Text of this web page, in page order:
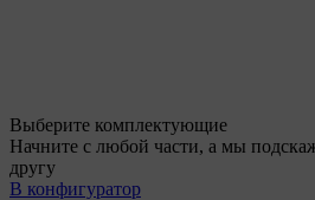
Выберите комплектующие
Начните с любой части, а мы
другу
В конфигуратор